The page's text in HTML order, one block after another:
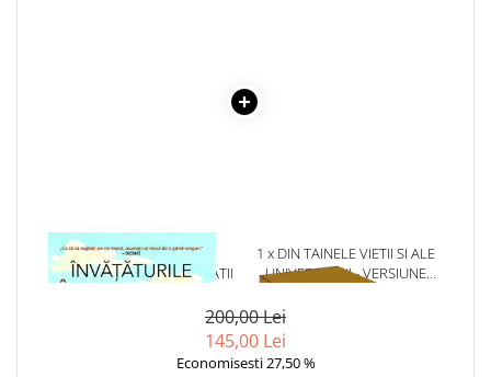
1 x INVATATURILE
INTELEPTILOR ANTICHITATII
1 x DIN TAINELE VIETII SI ALE
UNIVERSULUI - VERSIUNE
VOLUMELE I-III. CUTIE DE
COLECTIE -SCARLAT
200,00 Lei
145,00 Lei
Economisesti 27,50 %